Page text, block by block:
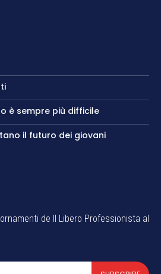
è sempre più difficile
il futuro dei giovani
de Il Libero Professionista al